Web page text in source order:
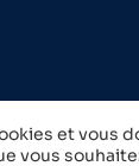
et vous
vous